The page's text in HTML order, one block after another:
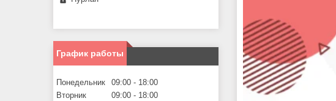
График работы
Понедельник 09:00
18:00
Вторник
09:00
18:00